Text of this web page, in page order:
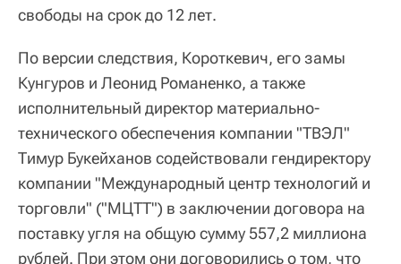
свободы на срок до 12 лет.
По версии следствия, Короткевич, его замы
Кунгуров и Леонид Романенко, а также
исполнительный директор материально-
технического обеспечения компании "ТВЭЛ"
Тимур Букейханов содействовали гендиректору
компании "Международный центр технологий и
торговли" ("МЦТТ") в заключении договора на
поставку угля на общую сумму 557,2 миллиона
рублей. При этом они договорились о том, что